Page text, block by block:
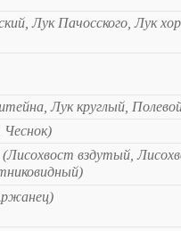
Лук Пачосского, Лук
Лук круглый,
Чеснок)
(Лисохвост вздутый,